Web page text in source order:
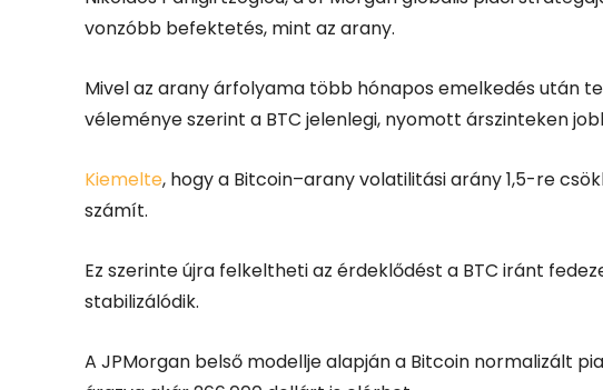
vonzóbb befektetés, mint az arany.
Mivel az arany árfolyama több hónapos emelkedés után
véleménye szerint a BTC jelenlegi, nyomott árszinteken
Kiemelte, hogy a Bitcoin–arany volatilitási arány 1,5-re
számít.
Ez szerinte újra felkeltheti az érdeklődést a BTC iránt
stabilizálódik.
A JPMorgan belső modellje alapján a Bitcoin normalizált